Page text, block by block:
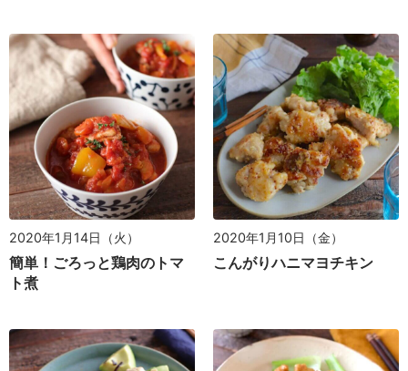
2020年1月14日（火）
簡単！ごろっと鶏肉のトマ
ト煮
2020年1月10日（金）
こんがりハニマヨチキン